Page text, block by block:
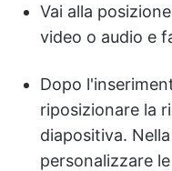
Vai alla
video o audio e
Dopo
riposizionare la
diapositiva.
personalizzare